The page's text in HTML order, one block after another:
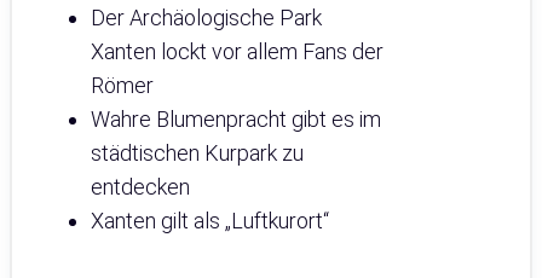
Der Archäologische Park
Xanten lockt vor allem Fans der
Römer
Wahre Blumenpracht gibt es im
städtischen Kurpark zu
entdecken
Xanten gilt als „Luftkurort“